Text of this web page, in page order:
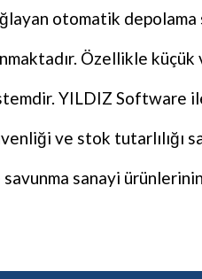
otomatik
Özellikle
YILDIZ Software
ve stok tutarlılığı
savunma sanayi